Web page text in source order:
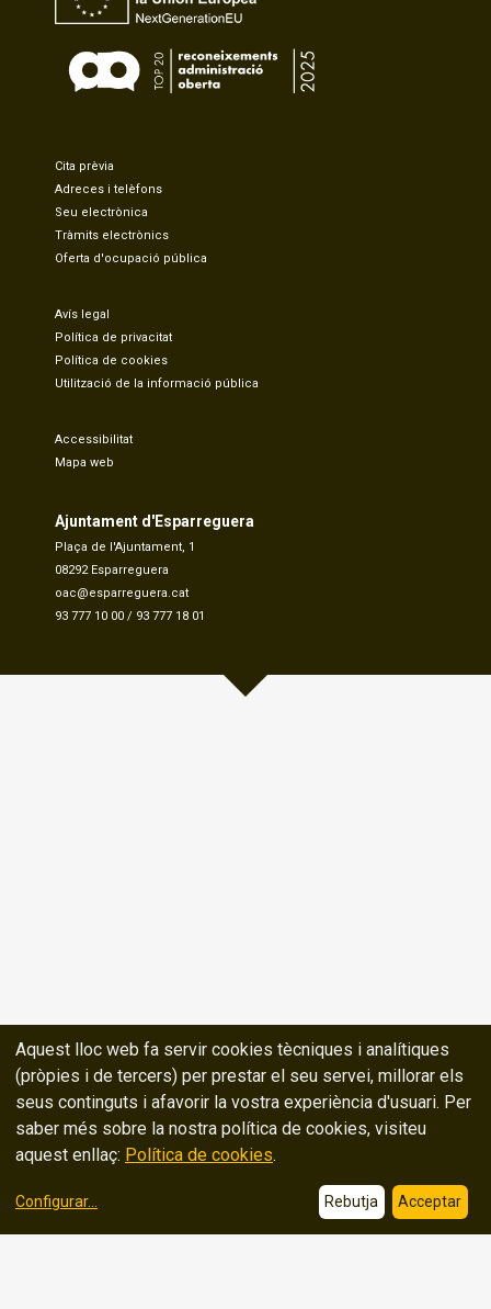
Cita prèvia
Adreces i telèfons
Seu electrònica
Tràmits electrònics
Oferta d'ocupació pública
Avís legal
Política de privacitat
Política de cookies
Utilització de la informació pública
Accessibilitat
Mapa web
Ajuntament d'Esparreguera
Plaça de l'Ajuntament, 1
08292 Esparreguera
oac@esparreguera.cat
93 777 10 00 / 93 777 18 01
Aquest lloc web fa servir cookies tècniques i analítiques
(pròpies i de tercers) per prestar el seu servei, millorar els
seus continguts i afavorir la vostra experiència d'usuari. Per
saber més sobre la nostra política de cookies, visiteu
aquest enllaç: Política de cookies.
Configurar... Rebutja Acceptar